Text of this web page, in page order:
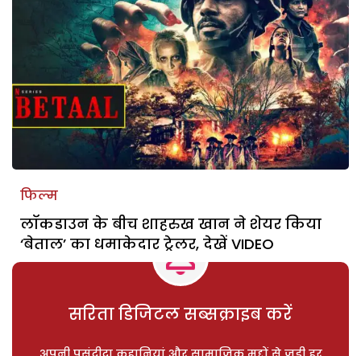
फिल्म
लॉकडाउन के बीच शाहरुख खान ने शेयर किया
‘बेताल’ का धमाकेदार ट्रेलर, देखें VIDEO
सरिता डिजिटल सब्सक्राइब करें